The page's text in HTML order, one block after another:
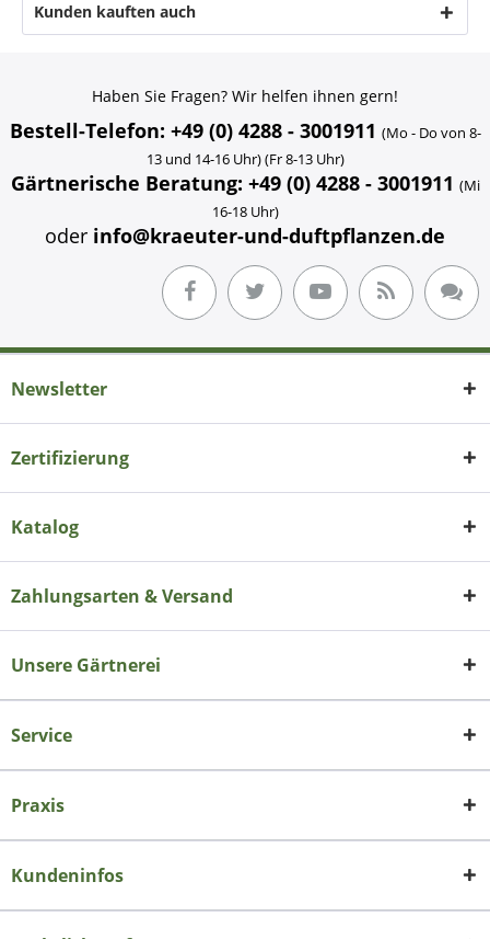
Kunden kauften auch
Haben Sie Fragen? Wir helfen ihnen gern!
Bestell-Telefon: +49 (0) 4288 - 3001911 (Mo - Do von 8-
13 und 14-16 Uhr) (Fr 8-13 Uhr)
Gärtnerische Beratung: +49 (0) 4288 - 3001911 (Mi
16-18 Uhr)
oder info@kraeuter-und-duftpflanzen.de
Newsletter
Zertifizierung
Katalog
Zahlungsarten & Versand
Unsere Gärtnerei
Service
Praxis
Kundeninfos